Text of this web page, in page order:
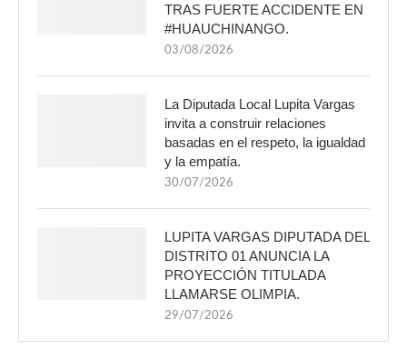
TRAS FUERTE ACCIDENTE EN
#HUAUCHINANGO.
03/08/2026
La Diputada Local Lupita Vargas
invita a construir relaciones
basadas en el respeto, la igualdad
y la empatía.
30/07/2026
LUPITA VARGAS DIPUTADA DEL
DISTRITO 01 ANUNCIA LA
PROYECCIÓN TITULADA
LLAMARSE OLIMPIA.
29/07/2026